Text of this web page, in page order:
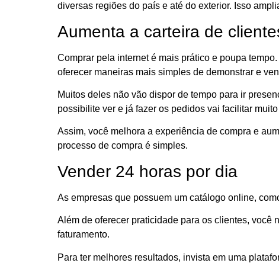
diversas regiões do país e até do exterior. Isso
Aumenta a carteira de
Comprar pela internet é mais prático e poupa
oferecer maneiras mais simples de demonstrar e
Muitos deles não vão dispor de tempo para ir
possibilite ver e já fazer os pedidos vai facilitar
Assim, você melhora a experiência de compra e
processo de compra é simples.
Vender 24 horas por dia
As empresas que possuem um catálogo online,
Além de oferecer praticidade para os clientes, você
faturamento.
Para ter melhores resultados, invista em uma